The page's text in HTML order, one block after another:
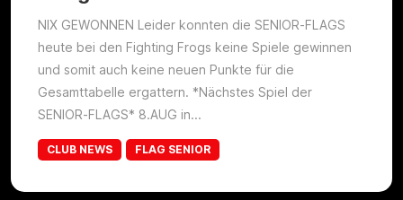
NIX GEWONNEN Leider konnten die SENIOR-FLAGS
heute bei den Fighting Frogs keine Spiele gewinnen
und somit auch keine neuen Punkte für die
Gesamttabelle ergattern. *Nächstes Spiel der
SENIOR-FLAGS* 8.AUG in...
CLUB NEWS FLAG SENIOR